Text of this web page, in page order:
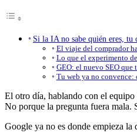
Si la IA no sabe quién eres, tu
El viaje del comprador
Lo que el experimento
GEO: el nuevo SEO que
Tu web ya no convence:
El otro día, hablando con el
No porque la pregunta fuera mala.
Google ya no es donde empieza